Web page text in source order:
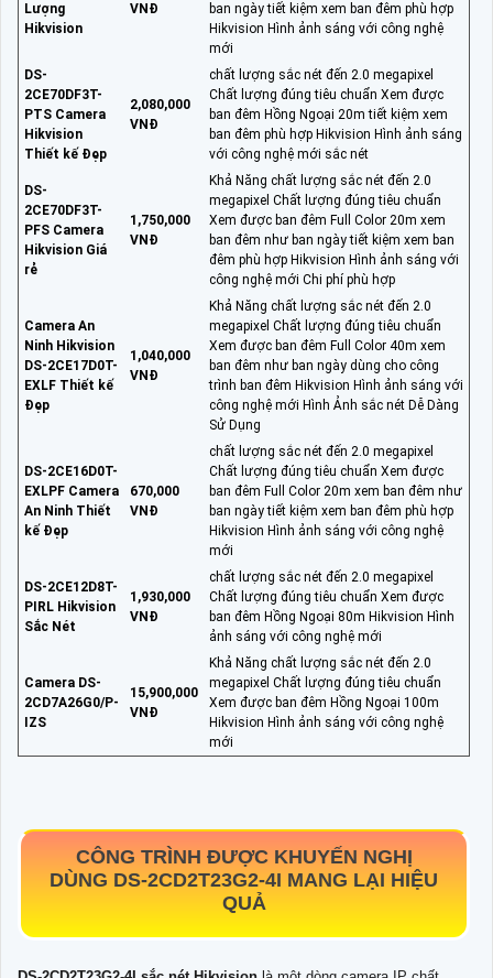
Lượng
Hikvision
VNĐ
ban ngày tiết kiệm xem ban đêm phù hợp
Hikvision Hình ảnh sáng với công nghệ
mới
DS-
2CE70DF3T-
PTS Camera
Hikvision
Thiết kế Đẹp
2,080,000
VNĐ
chất lượng sắc nét đến 2.0 megapixel
Chất lượng đúng tiêu chuẩn Xem được
ban đêm Hồng Ngoại 20m tiết kiệm xem
ban đêm phù hợp Hikvision Hình ảnh sáng
với công nghệ mới sắc nét
DS-
2CE70DF3T-
PFS Camera
Hikvision Giá
rẻ
1,750,000
VNĐ
Khả Năng chất lượng sắc nét đến 2.0
megapixel Chất lượng đúng tiêu chuẩn
Xem được ban đêm Full Color 20m xem
ban đêm như ban ngày tiết kiệm xem ban
đêm phù hợp Hikvision Hình ảnh sáng với
công nghệ mới Chi phí phù hợp
Camera An
Ninh Hikvision
DS-2CE17D0T-
EXLF Thiết kế
Đẹp
1,040,000
VNĐ
Khả Năng chất lượng sắc nét đến 2.0
megapixel Chất lượng đúng tiêu chuẩn
Xem được ban đêm Full Color 40m xem
ban đêm như ban ngày dùng cho công
trình ban đêm Hikvision Hình ảnh sáng với
công nghệ mới Hình Ảnh sắc nét Dễ Dàng
Sử Dụng
DS-2CE16D0T-
EXLPF Camera
An Ninh Thiết
kế Đẹp
670,000
VNĐ
chất lượng sắc nét đến 2.0 megapixel
Chất lượng đúng tiêu chuẩn Xem được
ban đêm Full Color 20m xem ban đêm như
ban ngày tiết kiệm xem ban đêm phù hợp
Hikvision Hình ảnh sáng với công nghệ
mới
DS-2CE12D8T-
PIRL Hikvision
Sắc Nét
1,930,000
VNĐ
chất lượng sắc nét đến 2.0 megapixel
Chất lượng đúng tiêu chuẩn Xem được
ban đêm Hồng Ngoại 80m Hikvision Hình
ảnh sáng với công nghệ mới
Camera DS-
2CD7A26G0/P-
IZS
15,900,000
VNĐ
Khả Năng chất lượng sắc nét đến 2.0
megapixel Chất lượng đúng tiêu chuẩn
Xem được ban đêm Hồng Ngoại 100m
Hikvision Hình ảnh sáng với công nghệ
mới
CÔNG TRÌNH ĐƯỢC KHUYẾN NGHỊ
DÙNG DS-2CD2T23G2-4I MANG LẠI HIỆU
QUẢ